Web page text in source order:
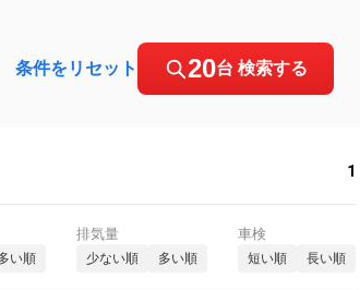
条件をリセット 20台 検索する
1
い順
排気量
少ない順 多い順
車検
短い順 長い順